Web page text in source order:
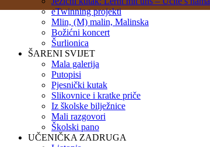
eTwinning projekti
Mlin, (M) malin, Malinska
Božićni koncert
Šurlionica
ŠARENI SVIJET
Mala galerija
Putopisi
Pjesnički kutak
Slikovnice i kratke priče
Iz školske bilježnice
Mali razgovori
Školski pano
UČENIČKA ZADRUGA